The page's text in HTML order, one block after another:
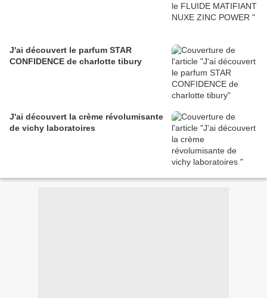
J'ai découvert le parfum STAR
CONFIDENCE de charlotte tibury
J'ai découvert la crème révolumisante
de vichy laboratoires